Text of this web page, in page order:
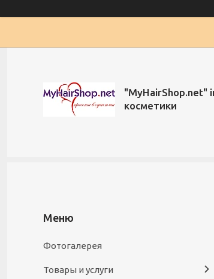
"MyHairShop.net"
косметики
Фотогалерея
Товары и услуги